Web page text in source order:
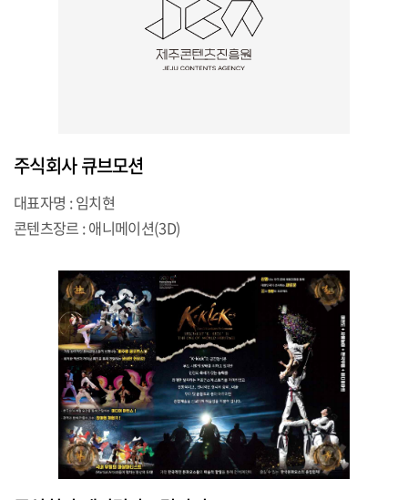
주식회사 큐브모션
대표자명 : 임치현
콘텐츠장르 : 애니메이션(3D)